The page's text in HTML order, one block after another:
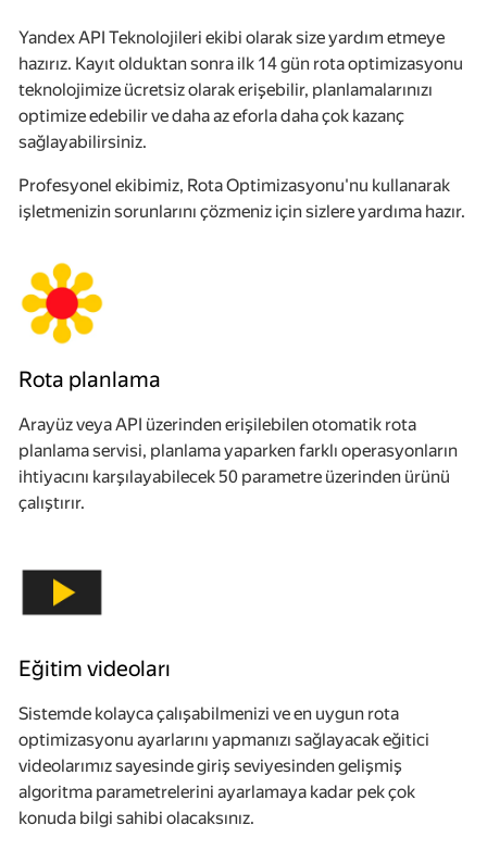
Yandex API Teknolojileri ekibi olarak size yardım etmeye
hazırız. Kayıt olduktan sonra ilk 14 gün rota optimizasyonu
teknolojimize ücretsiz olarak erişebilir, planlamalarınızı
optimize edebilir ve daha az eforla daha çok kazanç
sağlayabilirsiniz.
Profesyonel ekibimiz, Rota Optimizasyonu'nu kullanarak
işletmenizin sorunlarını çözmeniz için sizlere yardıma hazır.
Rota planlama
Arayüz veya API üzerinden erişilebilen otomatik rota
planlama servisi, planlama yaparken farklı operasyonların
ihtiyacını karşılayabilecek 50 parametre üzerinden ürünü
çalıştırır.
Eğitim videoları
Sistemde kolayca çalışabilmenizi ve en uygun rota
optimizasyonu ayarlarını yapmanızı sağlayacak eğitici
videolarımız sayesinde giriş seviyesinden gelişmiş
algoritma parametrelerini ayarlamaya kadar pek çok
konuda bilgi sahibi olacaksınız.